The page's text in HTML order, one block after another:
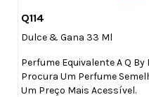
Q114
Dulce & Gana 33 Ml
Perfume Equivalente A Q
Procura Um Perfume
Um Preço Mais Acessível.